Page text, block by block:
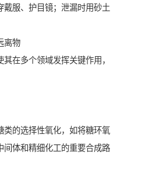
戴服、护目镜；泄漏时用砂土
离物
在多个领域发挥关键作用，
类的选择性氧化，如将糖环氧
间体和精细化工的重要合成路